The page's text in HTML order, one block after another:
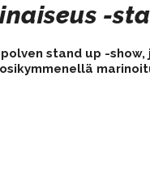
-
stand up -